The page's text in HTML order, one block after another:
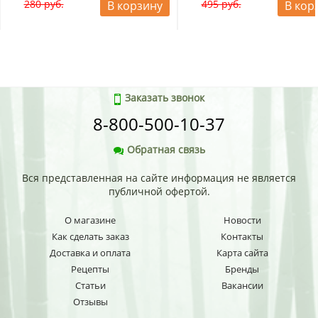
280 руб. В корзину 495 руб. В
Заказать звонок
8-800-500-10-37
Обратная связь
Вся представленная на сайте информация не является
публичной офертой.
О магазине
Как сделать заказ
Доставка и оплата
Рецепты
Статьи
Отзывы
Новости
Контакты
Карта сайта
Бренды
Вакансии